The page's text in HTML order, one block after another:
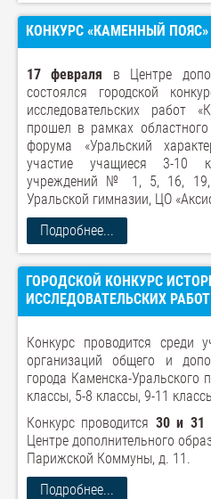
КОНКУРС «КАМЕННЫЙ ПОЯС»
17 февраля в Центре
состоялся городской
исследовательских работ
прошел в рамках областного
форума «Уральский
участие учащиеся 3-10
учреждений № 1, 5, 16,
Уральской гимназии, ЦО
Подробнее...
ГОРОДСКОЙ КОНКУРС
ИССЛЕДОВАТЕЛЬСКИХ
Конкурс проводится среди
организаций общего и
города Каменска-Уральского
классы, 5-8 классы, 9-11
Конкурс проводится 30 и 31
Центре дополнительного
Парижской Коммуны, д. 11.
Подробнее...